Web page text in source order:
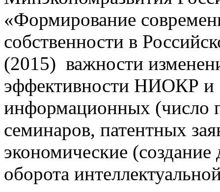
«Формирование
собственности в
(2015) важности
эффективности НИОКР и
информационных (число
семинаров, патентных
экономические
оборота